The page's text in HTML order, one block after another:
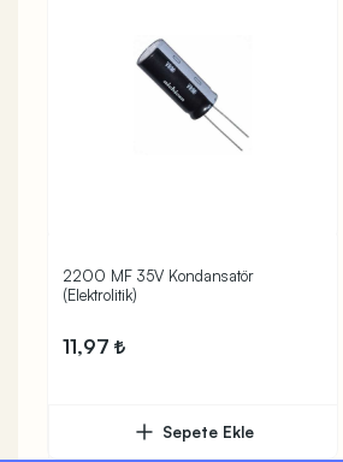
2200 MF 35V Kondansatör
(Elektrolitik)
11,97
Sepete Ekle